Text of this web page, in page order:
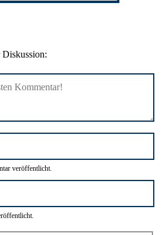
Diskussion:
veröffentlicht.